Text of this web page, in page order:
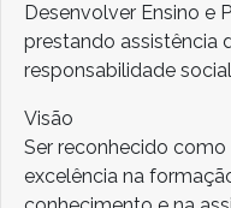
Desenvolver Ensino e
prestando assistência
responsabilidade
Visão
Ser reconhecido
excelência na